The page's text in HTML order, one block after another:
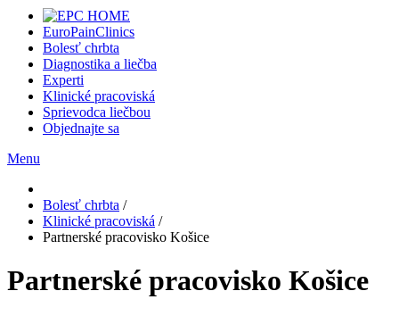
EuroPainClinics
Bolesť chrbta
Diagnostika a liečba
Experti
Klinické pracoviská
Sprievodca liečbou
Objednajte sa
Menu
Bolesť chrbta /
Klinické pracoviská /
Partnerské pracovisko Košice
Partnerské pracovisko Košice